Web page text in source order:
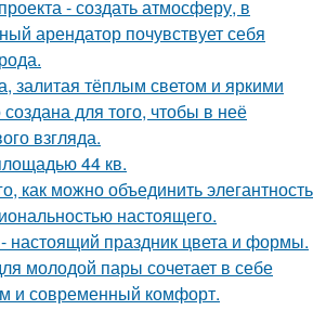
- создать атмосферу, в
арендатор почувствует себя
залитая тёплым светом и яркими
для того, чтобы в неё
взгляда.
44 кв.
как можно объединить элегантность
настоящего.
настоящий праздник цвета и формы.
молодой пары сочетает в себе
и современный комфорт.